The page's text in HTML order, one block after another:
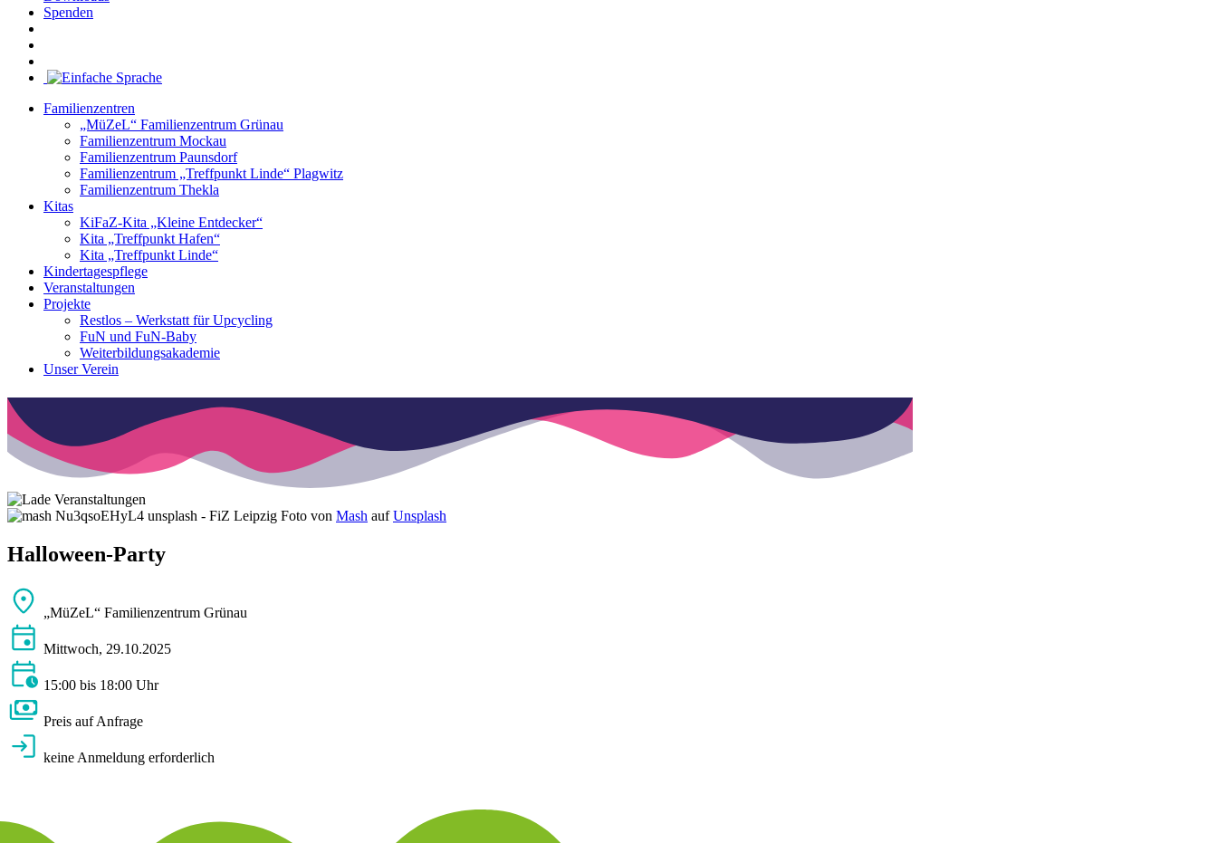
Spenden
Familienzentren
„MüZeL“ Familienzentrum Grünau
Familienzentrum Mockau
Familienzentrum Paunsdorf
Familienzentrum „Treffpunkt Linde“ Plagwitz
Familienzentrum Thekla
Kitas
KiFaZ-Kita „Kleine Entdecker“
Kita „Treffpunkt Hafen“
Kita „Treffpunkt Linde“
Kindertagespflege
Veranstaltungen
Projekte
Restlos – Werkstatt für Upcycling
FuN und FuN-Baby
Weiterbildungsakademie
Unser Verein
Foto von Mash aufUnsplash
Halloween-Party
„MüZeL“ Familienzentrum Grünau
Mittwoch, 29.10.2025
15:00 bis 18:00 Uhr
Preis auf Anfrage
keine Anmeldung erforderlich